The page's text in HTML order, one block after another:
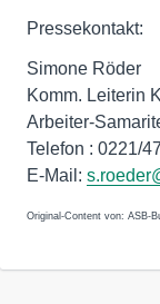
Pressekontakt:
Simone Röder
Komm. Leiterin
Arbeiter-
Telefon : 0221/
E-Mail:
Original-Content von: ASB-